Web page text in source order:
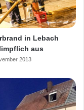
in Lebach
aus
2013